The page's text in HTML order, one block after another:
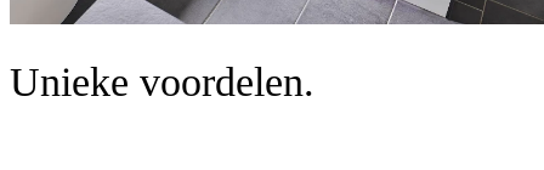
Unieke voordelen.